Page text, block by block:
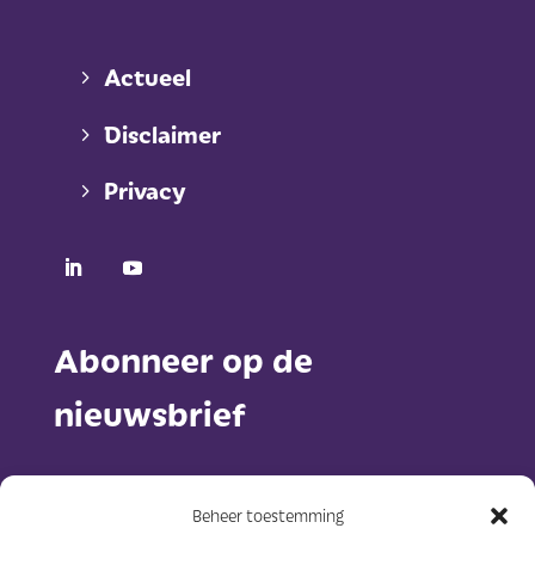
Beheer toestemming
Actueel
Disclaimer
Privacy
Abonneer op de
nieuwsbrief